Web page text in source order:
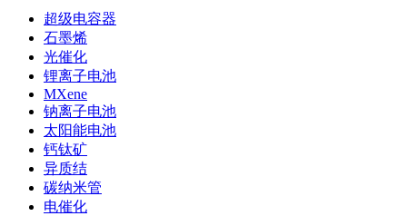
超级电容器
石墨烯
光催化
锂离子电池
MXene
钠离子电池
太阳能电池
钙钛矿
异质结
碳纳米管
电催化